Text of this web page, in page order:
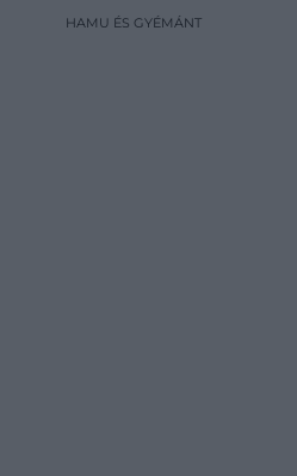
robotját alkalmazta
gyártósorán. A lépés
HAMU ÉS GYÉMÁNT